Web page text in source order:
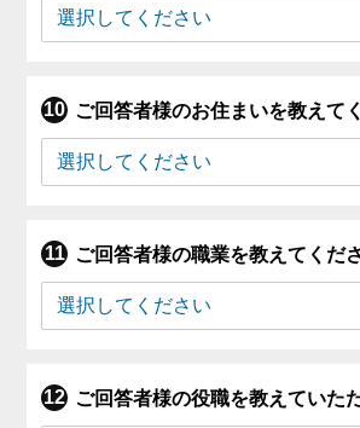
ご回答者様のお住まいを教えて
ご回答者様の職業を教えてくだ
ご回答者様の役職を教えていた